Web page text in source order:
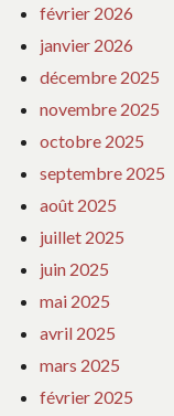
février 2026
janvier 2026
décembre 2025
novembre 2025
octobre 2025
septembre 2025
août 2025
juillet 2025
juin 2025
mai 2025
avril 2025
mars 2025
février 2025